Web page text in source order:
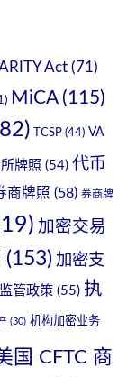
Act (71)
MiCA(115)
TCSP (44) VA
牌照 (54) 代币
商牌照 (58) 券商牌
加密交易
(153) 加密支
管政策 (55) 执
(30) 机构加密业务
国 CFTC 商